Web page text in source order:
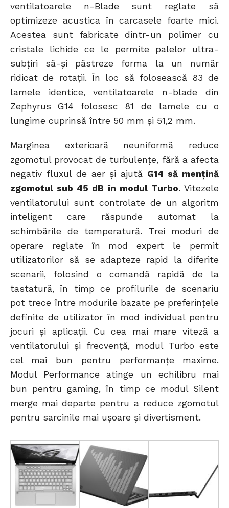
ventilatoarele n-Blade sunt reglate să
optimizeze acustica în carcasele foarte mici.
Acestea sunt fabricate dintr-un polimer cu
cristale lichide ce le permite palelor ultra-
subțiri să-și păstreze forma la un număr
ridicat de rotații. În loc să folosească 83 de
lamele identice, ventilatoarele n-blade din
Zephyrus G14 folosesc 81 de lamele cu o
lungime cuprinsă între 50 mm și 51,2 mm.
Marginea exterioară neuniformă reduce
zgomotul provocat de turbulențe, fără a afecta
negativ fluxul de aer și ajută G14 să mențină
zgomotul sub 45 dB în modul Turbo. Vitezele
ventilatorului sunt controlate de un algoritm
inteligent care răspunde automat la
schimbările de temperatură. Trei moduri de
operare reglate în mod expert le permit
utilizatorilor să se adapteze rapid la diferite
scenarii, folosind o comandă rapidă de la
tastatură, în timp ce profilurile de scenariu
pot trece între modurile bazate pe preferințele
definite de utilizator în mod individual pentru
jocuri și aplicații. Cu cea mai mare viteză a
ventilatorului și frecvență, modul Turbo este
cel mai bun pentru performanțe maxime.
Modul Performance atinge un echilibru mai
bun pentru gaming, în timp ce modul Silent
merge mai departe pentru a reduce zgomotul
pentru sarcinile mai ușoare și divertisment.